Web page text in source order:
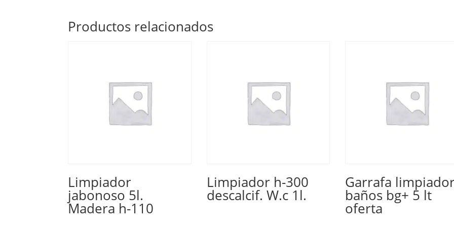
Productos relacionados
Limpiador
jabonoso 5l.
Madera h-110
Limpiador h-300
descalcif. W.c 1l.
Garrafa
baños bg+ 5 lt
oferta